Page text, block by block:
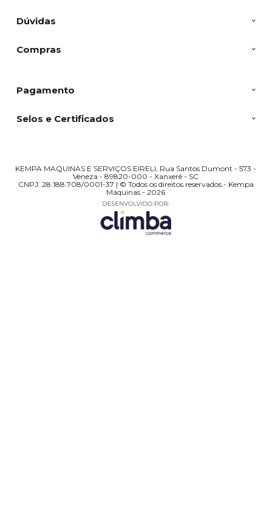
Dúvidas
Compras
Pagamento
Selos e Certificados
KEMPA MAQUINAS E SERVIÇOS EIRELI, Rua Santos Dumont - 573 -
Veneza - 89820-000 - Xanxerê - SC
CNPJ: 28.188.708/0001-37 | © Todos os direitos reservados - Kempa
Máquinas - 2026